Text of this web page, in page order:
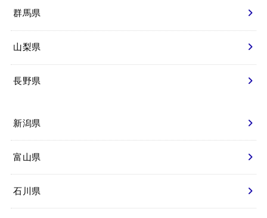
群馬県
山梨県
長野県
新潟県
富山県
石川県